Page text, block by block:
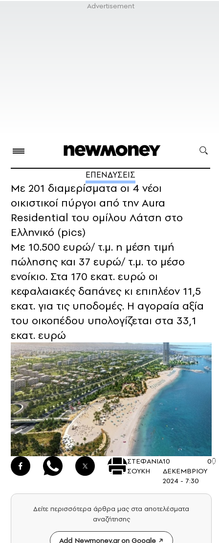
ΕΠΕΝΔΥΣΕΙΣ
Με 201 διαμερίσματα οι 4 νέοι
οικιστικοί πύργοι από την Aura
Residential του ομίλου Λάτση στο
Ελληνικό (pics)
Με 10.500 ευρώ/ τ.μ. η μέση τιμή
πώλησης και 37 ευρώ/ τ.μ. το μέσο
ενοίκιο. Στα 170 εκατ. ευρώ οι
κεφαλαιακές δαπάνες κι επιπλέον 11,5
εκατ. για τις υποδομές. Η αγοραία αξία
του οικοπέδου υπολογίζεται στα 33,1
εκατ. ευρώ
ΣΤΕΦΑΝΙΑ
ΣΟΥΚΗ
10
ΔΕΚΕΜΒΡΙΟΥ
2024 - 7:30
0
Δείτε περισσότερα άρθρα μας στα αποτελέσματα
αναζήτησης
Add Newmoney.gr on Google